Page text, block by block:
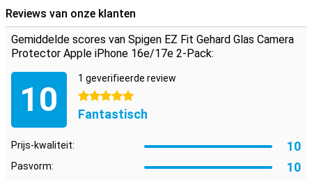
Bescherming voor je camera
Deze Spigen EZ Fit Gehard Glas Camera Protector Apple iPhone
16e/17e 2-Pack van gehard glas is een dun laagje glas wat jouw
camera de optimale bescherming geeft tegen schade! Daarnaast
is het glazen plaatje bijna niet te zien en gaat de kwaliteit van je
foto's en video's er niet op achteruit.
Reviews van onze klanten
Gemiddelde scores van Spigen EZ Fit Gehard Glas Camera
Protector Apple iPhone 16e/17e 2-Pack:
10
1 geverifieerde review
5 sterren
Fantastisch
Prijs-kwaliteit: 10
Pasvorm: 10